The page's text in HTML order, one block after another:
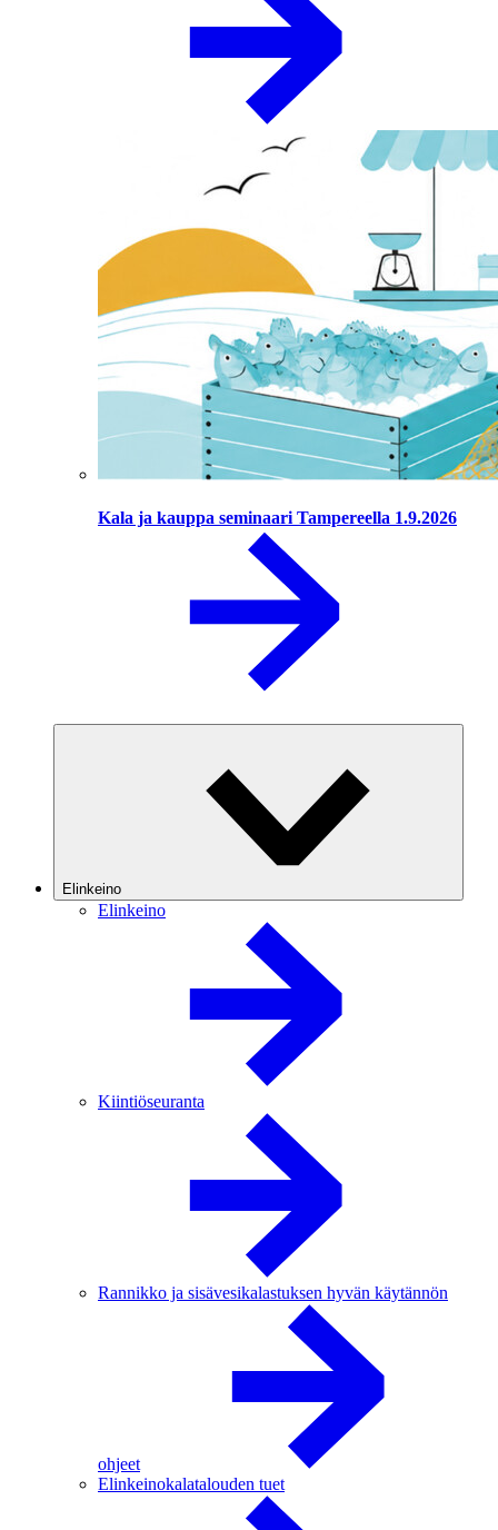
Kala ja kauppa seminaari Tampereella 1.9.2026
Elinkeino
Elinkeino
Kiintiöseuranta
Rannikko ja sisävesikalastuksen hyvän käytännön
ohjeet
Elinkeinokalatalouden tuet